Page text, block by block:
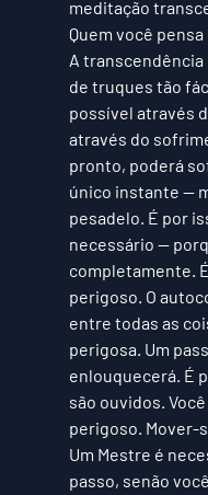
meditação
Quem você
A transcendência
de truques tão
possível através
através do
pronto, poderá
único instante —
pesadelo. É por
necessário —
completamente.
perigoso. O
entre todas as
perigosa. Um
enlouquecerá. É
são ouvidos.
perigoso. Mover-
Um Mestre é
passo, senão